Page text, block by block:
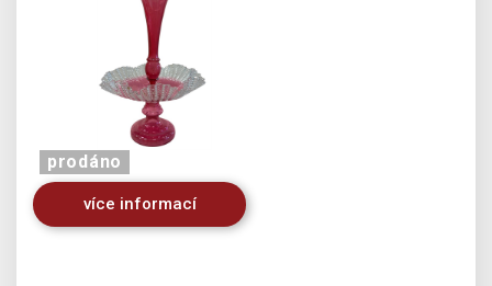
prodáno
více informací